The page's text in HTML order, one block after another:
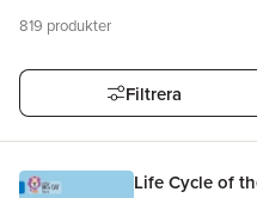
819 produkter
Filtrera
Life Cycle of